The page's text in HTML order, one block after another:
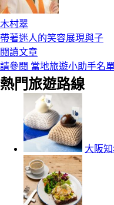
木村翠
帶著迷人的笑容展現與子
閱讀文章
請參閱 當地旅遊小助手名
熱門旅遊路線
大阪